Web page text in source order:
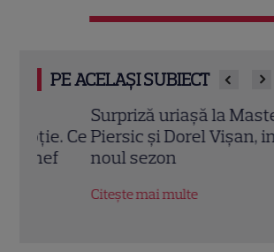
PE ACELAȘI SUBIECT
Surpriză uriașă la
Piersic și Dorel Vișan, invitați
noul sezon
Citește mai multe